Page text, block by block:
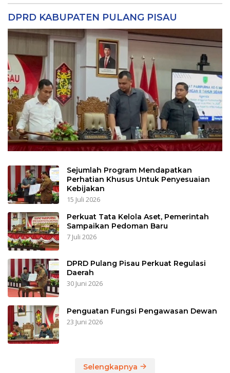
DPRD KABUPATEN PULANG PISAU
Sejumlah Program Mendapatkan
Perhatian Khusus Untuk Penyesuaian
Kebijakan
15 Juli 2026
Perkuat Tata Kelola Aset, Pemerintah
Sampaikan Pedoman Baru
7 Juli 2026
DPRD Pulang Pisau Perkuat Regulasi
Daerah
30 Juni 2026
Penguatan Fungsi Pengawasan Dewan
23 Juni 2026
Selengkapnya